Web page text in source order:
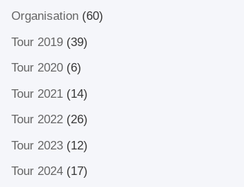
Organisation (60)
Tour 2019 (39)
Tour 2020 (6)
Tour 2021 (14)
Tour 2022 (26)
Tour 2023 (12)
Tour 2024 (17)